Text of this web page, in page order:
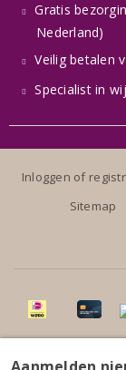
Gratis
Nederland)
Veilig betalen
Specialist in
Inloggen of
Sitemap